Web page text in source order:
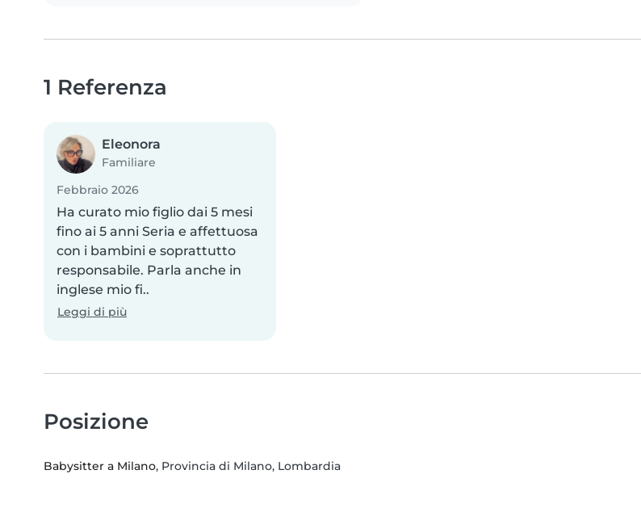
1 Referenza
Eleonora
Familiare
Febbraio 2026
Ha curato mio figlio dai 5 mesi
fino ai 5 anni Seria e affettuosa
con i bambini e soprattutto
responsabile. Parla anche in
inglese mio fi..
Leggi di più
Posizione
Babysitter a Milano, Provincia di Milano, Lombardia